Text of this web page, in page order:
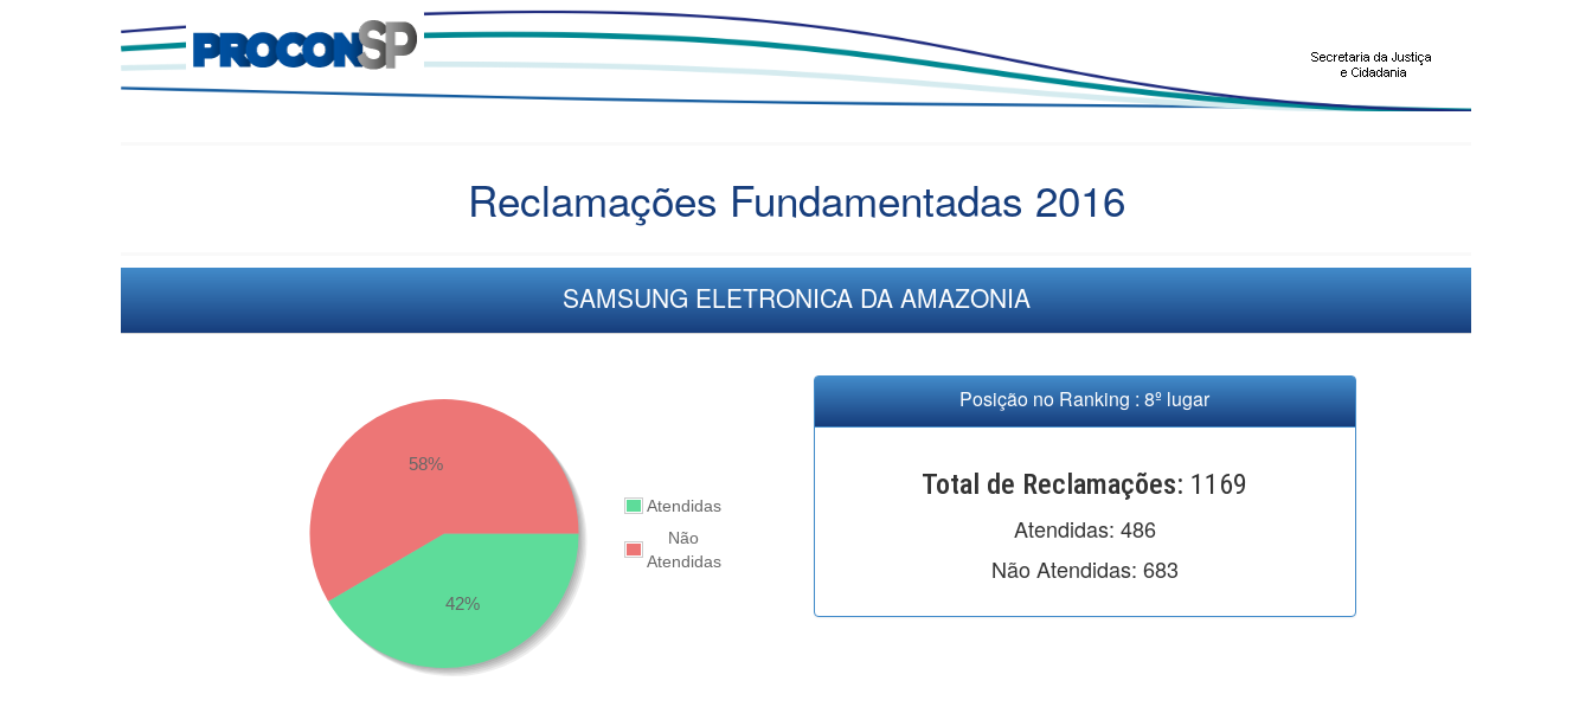
Reclamações Fundamentadas 2016
SAMSUNG ELETRONICA DA AMAZONIA
Atendidas
Não
Atendidas
42%
58%
Posição no Ranking : 8º lugar
Total de Reclamações: 1169
Atendidas: 486
Não Atendidas: 683